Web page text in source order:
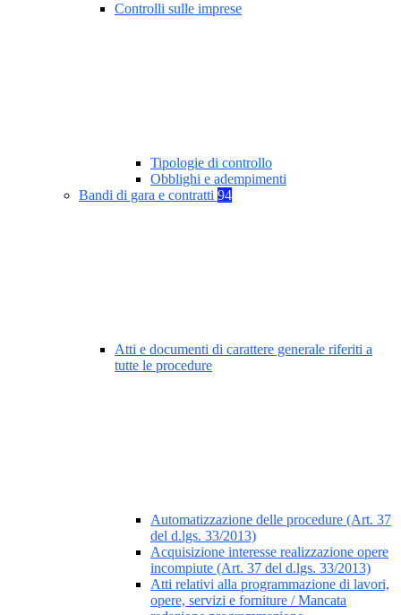
Controlli sulle imprese
Tipologie di controllo
Obblighi e adempimenti
Bandi di gara e contratti 94
Atti e documenti di carattere generale riferiti a
tutte le procedure
Automatizzazione delle procedure (Art. 37
del d.lgs. 33/2013)
Acquisizione interesse realizzazione opere
incompiute (Art. 37 del d.lgs. 33/2013)
Atti relativi alla programmazione di lavori,
opere, servizi e forniture / Mancata